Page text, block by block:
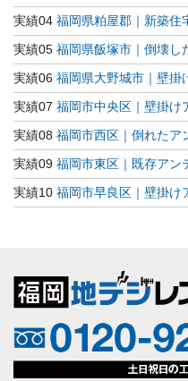
実績04 福岡県粕屋郡｜新築住
実績05 福岡県飯塚市｜倒壊し
実績06 福岡県大野城市｜壁掛
実績07 福岡市中央区｜壁掛け
実績08 福岡市西区｜倒れたア
実績09 福岡市東区｜既存アン
実績10 福岡市早良区｜壁掛け